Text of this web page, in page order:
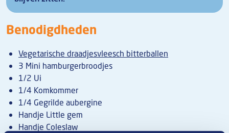
Benodigdheden
Vegetarische draadjesvleesch bitterballen
3 Mini hamburgerbroodjes
1/2 Ui
1/4 Komkommer
1/4 Gegrilde aubergine
Handje Little gem
Handje Coleslaw